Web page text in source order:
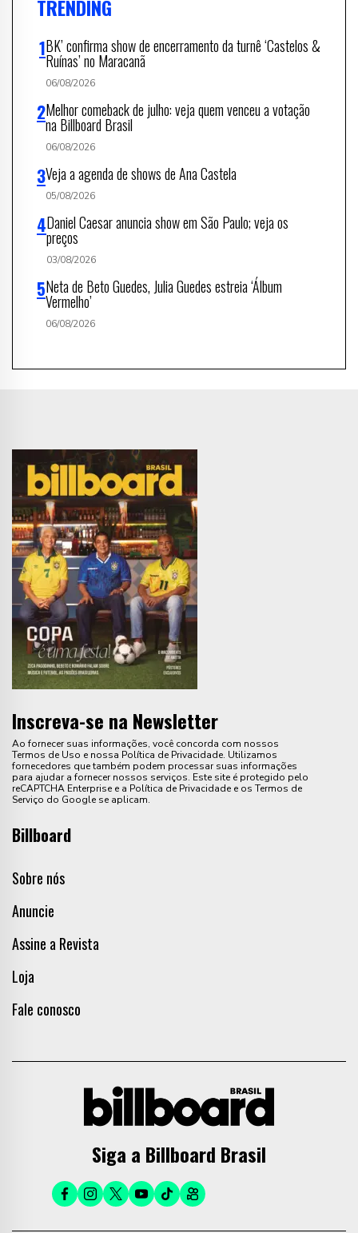
TRENDING
BK’ confirma show de encerramento da turnê ‘Castelos &
Ruínas’ no Maracanã
06/08/2026
Melhor comeback de julho: veja quem venceu a votação
na Billboard Brasil
06/08/2026
Veja a agenda de shows de Ana Castela
05/08/2026
Daniel Caesar anuncia show em São Paulo; veja os
preços
03/08/2026
Neta de Beto Guedes, Julia Guedes estreia ‘Álbum
Vermelho’
06/08/2026
Inscreva-se na Newsletter
Ao fornecer suas informações, você concorda com nossos
Termos de Uso e nossa Política de Privacidade. Utilizamos
fornecedores que também podem processar suas informações
para ajudar a fornecer nossos serviços. Este site é protegido pelo
reCAPTCHA Enterprise e a Política de Privacidade e os Termos de
Serviço do Google se aplicam.
Billboard
Sobre nós
Anuncie
Assine a Revista
Loja
Fale conosco
Siga a Billboard Brasil